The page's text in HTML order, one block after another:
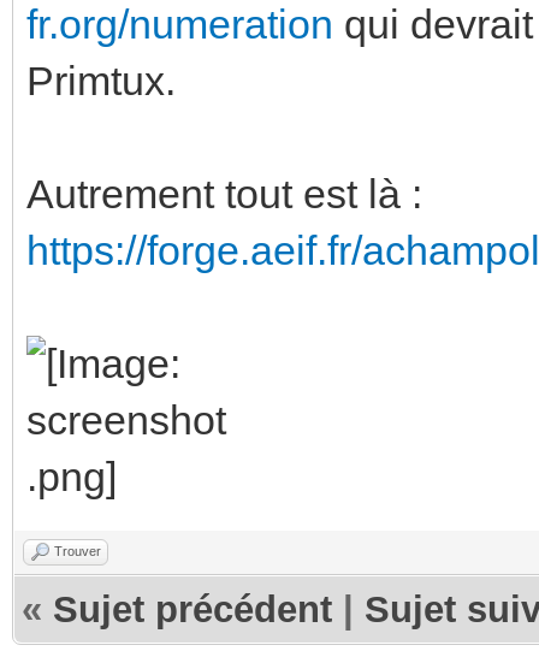
fr.org/numeration qui
Primtux.
Autrement tout est là :
https://forge.aeif.fr/
Trouver
« Sujet précédent Sujet